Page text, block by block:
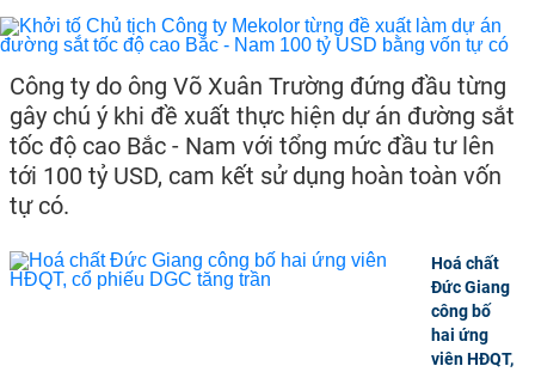
Công ty do ông Võ Xuân Trường đứng đầu từng
gây chú ý khi đề xuất thực hiện dự án đường sắt
tốc độ cao Bắc - Nam với tổng mức đầu tư lên
tới 100 tỷ USD, cam kết sử dụng hoàn toàn vốn
tự có.
Hoá chất
Đức Giang
công bố
hai ứng
viên HĐQT,